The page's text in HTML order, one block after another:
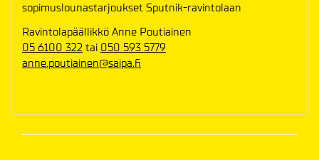
sopimuslounastarjoukset Sputnik-ravintolaan
Ravintolapäällikkö Anne Poutiainen
05 6100 322 tai 050 593 5779
anne.poutiainen@saipa.fi